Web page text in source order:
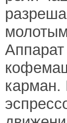
карман.